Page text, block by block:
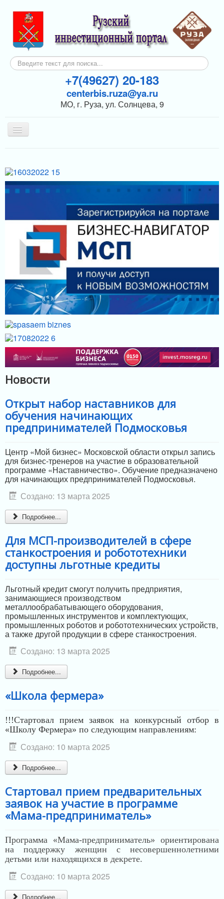
Искать...
+7(49627) 20-183
centerbis.ruza@ya.ru
МО, г. Руза, ул. Солнцева, 9
Включить/
выключить
ГЛАВНАЯ
НОВОСТИ
ПОДДЕРЖКА БИЗНЕСА
МЕРЫ ПОДДЕРЖКИ
ИНФРАСТРУКТУРА ПОДДЕРЖКИ
Новости
Открыт набор наставников для
обучения начинающих
предпринимателей Подмосковья
Центр «Мой бизнес» Московской области открыл запись
для бизнес-тренеров на участие в образовательной
программе «Наставничество». Обучение предназначено
для начинающих предпринимателей Подмосковья.
Создано: 13 марта 2025
Подробнее...
Для МСП-производителей в сфере
станкостроения и робототехники
доступны льготные кредиты
Льготный кредит смогут получить предприятия,
занимающиеся производством
металлообрабатывающего оборудования,
промышленных инструментов и комплектующих,
промышленных роботов и робототехнических устройств,
а также другой продукции в сфере станкостроения.
Создано: 13 марта 2025
Подробнее...
«Школа фермера»
!!!Стартовал прием заявок на конкурсный отбор в
«Школу Фермера» по следующим направлениям:
Создано: 10 марта 2025
Подробнее...
Стартовал прием предварительных
заявок на участие в программе
«Мама-предприниматель»
Программа «Мама-предприниматель» ориентирована
на поддержку женщин с несовершеннолетними
детьми или находящихся в декрете.
Создано: 10 марта 2025
Подробнее...